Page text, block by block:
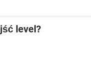
level?